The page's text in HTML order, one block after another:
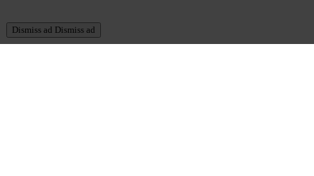
Dismiss ad Dismiss ad